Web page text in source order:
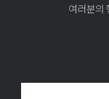
여러분의